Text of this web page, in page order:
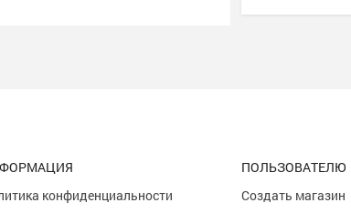
конфиденциальности
ПОЛЬЗОВАТЕЛЮ
Создать магазин